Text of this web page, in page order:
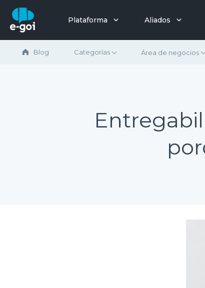
Saltar al contenido
Plataforma Aliados
Blog Categorías Área de negocios